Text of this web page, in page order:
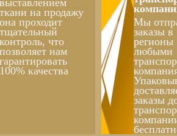
выставлением
ткани на продажу
она проходит
тщательный
контроль, что
позволяет нам
гарантировать
100% качества
Мы
заказы в
регионы
любыми
заказы